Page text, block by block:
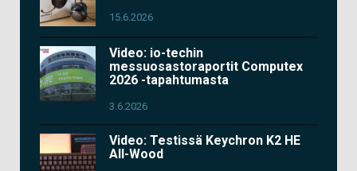
15.6.2026
Video: io-techin
messuosastoraportit Computex
2026 -tapahtumasta
3.6.2026
Video: Testissä Keychron K2 HE
All-Wood